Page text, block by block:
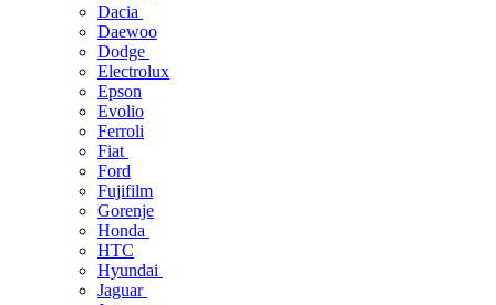
Dacia
Daewoo
Dodge
Electrolux
Epson
Evolio
Ferroli
Fiat
Ford
Fujifilm
Gorenje
Honda
HTC
Hyundai
Jaguar